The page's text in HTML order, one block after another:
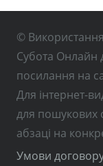
© Використання
Субота Онлайн
посилання на
Для інтернет-
для пошукових
абзаці на
Умови